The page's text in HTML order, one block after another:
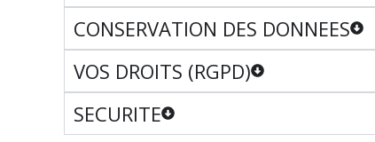
CONSERVATION DES DONNEES
VOS DROITS (RGPD)
SECURITE